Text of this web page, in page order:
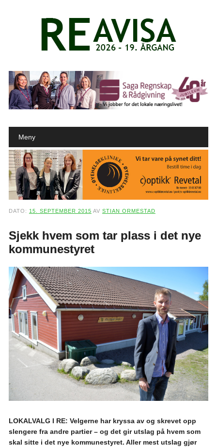
Main menu
Meny
DATO: 15. SEPTEMBER 2015 AV STIAN ORMESTAD
Sjekk hvem som tar plass i det nye
kommunestyret
LOKALVALG I RE: Velgerne har kryssa av og skrevet opp
slengere fra andre partier – og det gir utslag på hvem som
skal sitte i det nye kommunestyret. Aller mest utslag gjør